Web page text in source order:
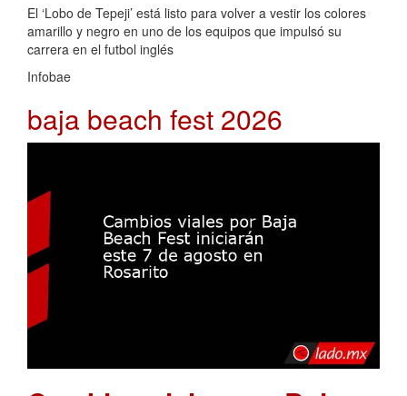
El ‘Lobo de Tepeji’ está listo para volver a vestir los colores
amarillo y negro en uno de los equipos que impulsó su
carrera en el futbol inglés
Infobae
baja beach fest 2026